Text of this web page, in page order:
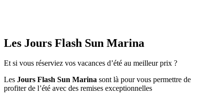
Les Jours Flash Sun Marina
Et si vous réserviez vos vacances d’été au meilleur prix ?
Les Jours Flash Sun Marina sont là pour vous permettre de
profiter de l’été avec des remises exceptionnelles